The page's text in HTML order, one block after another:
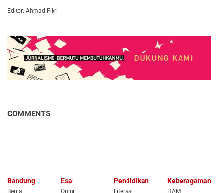
Editor: Ahmad Fikri
COMMENTS
Bandung
Berita
Esai
Opini
Pendidikan
Literasi
Keberagaman
HAM